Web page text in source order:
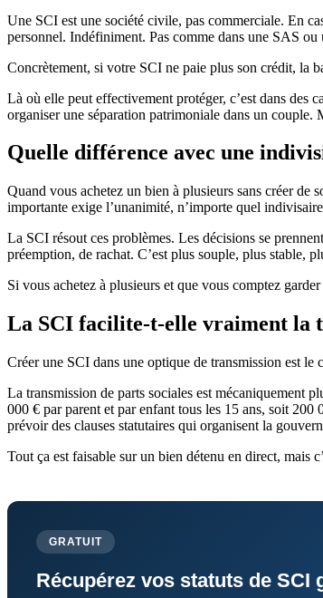
Une SCI est une société civile, pas commerciale. En
personnel. Indéfiniment. Pas comme dans une SAS
Concrètement, si votre SCI ne paie plus son crédit, la
Là où elle peut effectivement protéger, c’est dans des
organiser une séparation patrimoniale dans un couple.
Quelle différence avec une
Quand vous achetez un bien à plusieurs sans créer de
importante exige l’unanimité, n’importe quel
La SCI résout ces problèmes. Les décisions se
préemption, de rachat. C’est plus souple, plus stable,
Si vous achetez à plusieurs et que vous comptez
La SCI facilite-t-elle vraiment la
Créer une SCI dans une optique de transmission est le
La transmission de parts sociales est mécaniquement
000 € par parent et par enfant tous les 15 ans, soit
prévoir des clauses statutaires qui organisent la
Tout ça est faisable sur un bien détenu en direct, mais
GRATUIT
Récupérez vos statuts de SCI